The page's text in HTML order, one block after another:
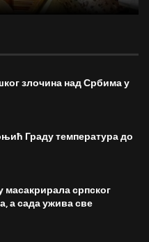
злочина над Србима у
Граду температура до
српског
а сада ужива све